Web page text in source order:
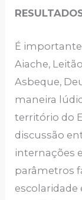
É
Aiache,
Asbeque,
maneira
território do
discussão
internações
parâmetros
escolaridade